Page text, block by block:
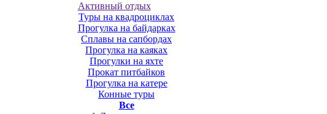
Активный отдых
Туры на квадроциклах
Прогулка на байдарках
Сплавы на сапбордах
Прогулка на каяках
Прогулки на яхте
Прокат питбайков
Прогулка на катере
Конные туры
Все